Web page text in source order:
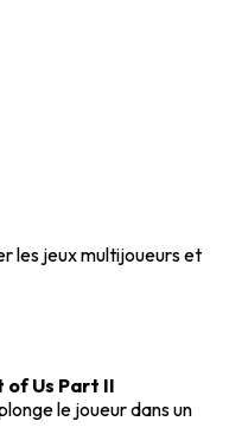
les jeux multijoueurs et
of Us Part II
le joueur dans un